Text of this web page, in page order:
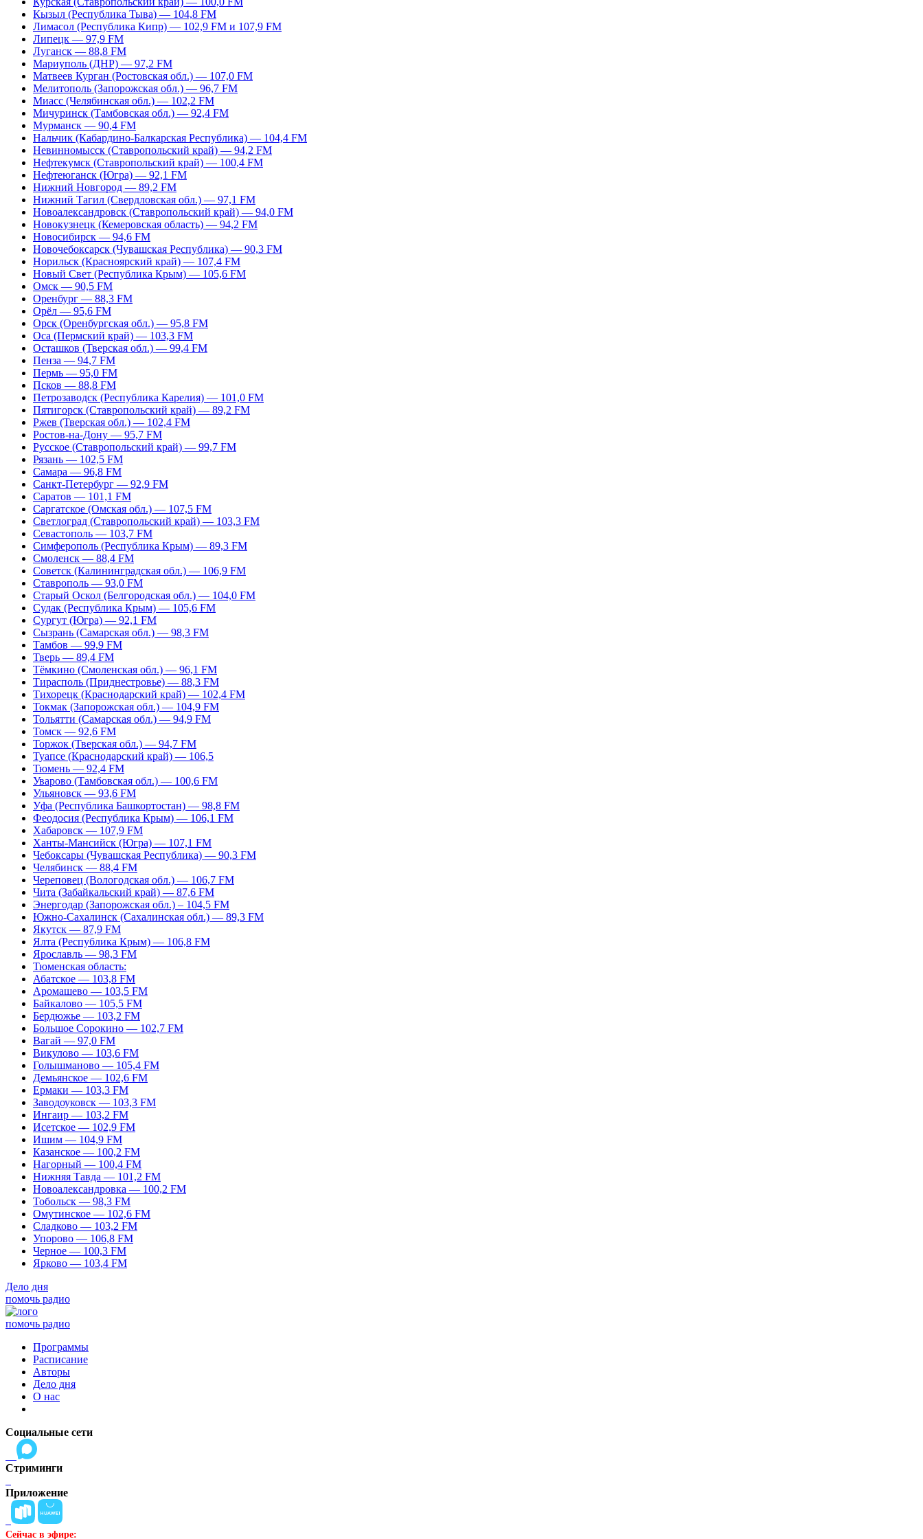
Кызыл (Республика Тыва) — 104,8 FM
Лимасол (Республика Кипр) — 102,9 FM и 107,9 FM
Липецк — 97,9 FM
Луганск — 88,8 FM
Мариуполь (ДНР) — 97,2 FM
Матвеев Курган (Ростовская обл.) — 107,0 FM
Мелитополь (Запорожская обл.) — 96,7 FM
Миасс (Челябинская обл.) — 102,2 FM
Мичуринск (Тамбовская обл.) — 92,4 FM
Мурманск — 90,4 FM
Нальчик (Кабардино-Балкарская Республика) — 104,4 FM
Невинномысск (Ставропольский край) — 94,2 FM
Нефтекумск (Ставропольский край) — 100,4 FM
Нефтеюганск (Югра) — 92,1 FM
Нижний Новгород — 89,2 FM
Нижний Тагил (Свердловская обл.) — 97,1 FM
Новоалександровск (Ставропольский край) — 94,0 FM
Новокузнецк (Кемеровская область) — 94,2 FM
Новосибирск — 94,6 FM
Новочебоксарск (Чувашская Республика) — 90,3 FM
Норильск (Красноярский край) — 107,4 FM
Новый Свет (Республика Крым) — 105,6 FM
Омск — 90,5 FM
Оренбург — 88,3 FM
Орёл — 95,6 FM
Орск (Оренбургская обл.) — 95,8 FM
Оса (Пермский край) — 103,3 FM
Осташков (Тверская обл.) — 99,4 FM
Пенза — 94,7 FM
Пермь — 95,0 FM
Псков — 88,8 FM
Петрозаводск (Республика Карелия) — 101,0 FM
Пятигорск (Ставропольский край) — 89,2 FM
Ржев (Тверская обл.) — 102,4 FM
Ростов-на-Дону — 95,7 FM
Русское (Ставропольский край) — 99,7 FM
Рязань — 102,5 FM
Самара — 96,8 FM
Санкт-Петербург — 92,9 FM
Саратов — 101,1 FM
Саргатское (Омская обл.) — 107,5 FM
Светлоград (Ставропольский край) — 103,3 FM
Севастополь — 103,7 FM
Симферополь (Республика Крым) — 89,3 FM
Смоленск — 88,4 FM
Советск (Калининградская обл.) — 106,9 FM
Ставрополь — 93,0 FM
Старый Оскол (Белгородская обл.) — 104,0 FM
Судак (Республика Крым) — 105,6 FM
Сургут (Югра) — 92,1 FM
Сызрань (Самарская обл.) — 98,3 FM
Тамбов — 99,9 FM
Тверь — 89,4 FM
Тёмкино (Смоленская обл.) — 96,1 FM
Тирасполь (Приднестровье) — 88,3 FM
Тихорецк (Краснодарский край) — 102,4 FM
Токмак (Запорожская обл.) — 104,9 FM
Тольятти (Самарская обл.) — 94,9 FM
Томск — 92,6 FM
Торжок (Тверская обл.) — 94,7 FM
Туапсе (Краснодарский край) — 106,5
Тюмень — 92,4 FM
Уварово (Тамбовская обл.) — 100,6 FM
Ульяновск — 93,6 FM
Уфа (Республика Башкортостан) — 98,8 FM
Феодосия (Республика Крым) — 106,1 FM
Хабаровск — 107,9 FM
Ханты-Мансийск (Югра) — 107,1 FM
Чебоксары (Чувашская Республика) — 90,3 FM
Челябинск — 88,4 FM
Череповец (Вологодская обл.) — 106,7 FM
Чита (Забайкальский край) — 87,6 FM
Энергодар (Запорожская обл.) – 104,5 FM
Южно-Сахалинск (Сахалинская обл.) — 89,3 FM
Якутск — 87,9 FM
Ялта (Республика Крым) — 106,8 FM
Ярославль — 98,3 FM
Тюменская область:
Абатское — 103,8 FM
Аромашево — 103,5 FM
Байкалово — 105,5 FM
Бердюжье — 103,2 FM
Большое Сорокино — 102,7 FM
Вагай — 97,0 FM
Викулово — 103,6 FM
Голышманово — 105,4 FM
Демьянское — 102,6 FM
Ермаки — 103,3 FM
Заводоуковск — 103,3 FM
Ингаир — 103,2 FM
Исетское — 102,9 FM
Ишим — 104,9 FM
Казанское — 100,2 FM
Нагорный — 100,4 FM
Нижняя Тавда — 101,2 FM
Новоалександровка — 100,2 FM
Тобольск — 98,3 FM
Омутинское — 102,6 FM
Сладково — 103,2 FM
Упорово — 106,8 FM
Черное — 100,3 FM
Ярково — 103,4 FM
Дело дня
помочь радио
помочь радио
Программы
Расписание
Авторы
Дело дня
О нас
Социальные сети
Стриминги
Приложение
Сейчас в эфире: